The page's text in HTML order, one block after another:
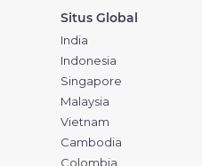
Situs Global
India
Indonesia
Singapore
Malaysia
Vietnam
Cambodia
Colombia